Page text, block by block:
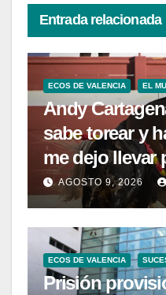
Entrada relacionada
ECOS DE VALENCIA EL
Andy
sabe torear y
me dejo llevar
AGOSTO 9, 2026
ECOS DE VALENCIA
Prisión